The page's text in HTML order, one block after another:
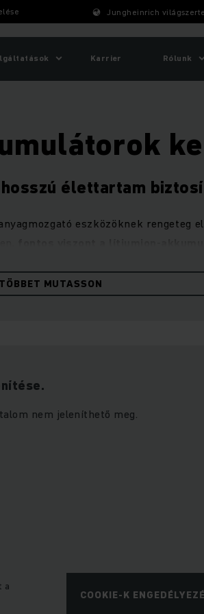
Jungheinrich
Karrier Rólunk
hosszú élettartam
eszközöknek rengeteg
TÖBBET MUTASSON
nem jeleníthető meg.
a
COOKIE-K